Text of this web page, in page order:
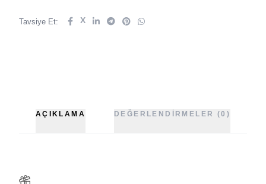
Tavsiye Et: X
AÇIKLAMA DEĞERLENDIRMELER (0)